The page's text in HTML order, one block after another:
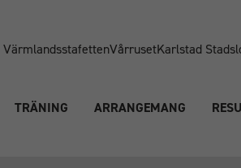
VärmlandsstafettenVårrusetKarlstad
TRÄNING ARRANGEMANG